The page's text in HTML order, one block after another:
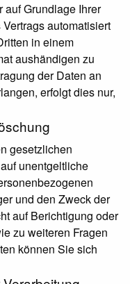
auf Grundlage Ihrer
automatisiert
in einem
aushändigen zu
der Daten an
erfolgt dies nur,
gesetzlichen
unentgeltliche
und den Zweck der
auf Berichtigung oder
zu weiteren Fragen
können Sie sich